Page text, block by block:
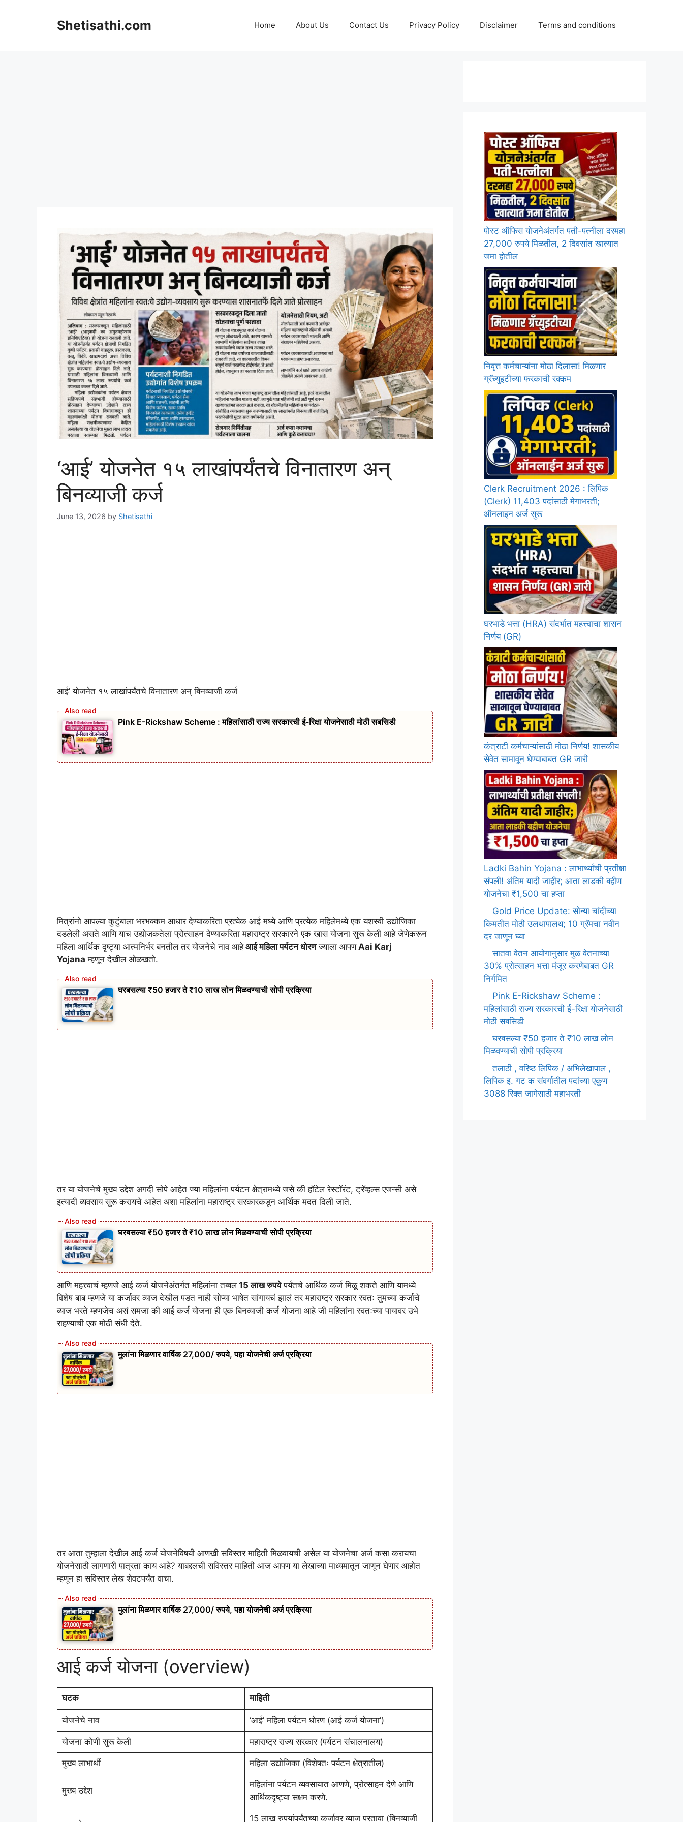
Shetisathi.com Home About Us Contact Us Privacy Policy Disclaimer Terms and conditions
‘आई’ योजनेत १५ लाखांपर्यंतचे विनातारण अन्
बिनव्याजी कर्ज
June 13, 2026 by Shetisathi
आई’ योजनेत १५ लाखांपर्यंतचे विनातारण अन् बिनव्याजी कर्ज
Pink E-Rickshaw Scheme : महिलांसाठी राज्य सरकारची ई-रिक्षा योजनेसाठी मोठी सबसिडी
मित्रांनो आपल्या कुटुंबाला भरभक्कम आधार देण्याकरिता प्रत्येक आई मध्ये आणि प्रत्येक महिलेमध्ये एक यशस्वी उद्योजिका
दडलेली असते आणि याच उद्योजकतेला प्रोत्साहन देण्याकरिता महाराष्ट्र सरकारने एक खास योजना सुरू केली आहे जेणेकरून
महिला आर्थिक दृष्ट्या आत्मनिर्भर बनतील तर योजनेचे नाव आहेआई महिला पर्यटन धोरणज्याला आपणAai Karj
Yojana म्हणून देखील ओळखतो.
घरबसल्या ₹50 हजार ते ₹10 लाख लोन मिळवण्याची सोपी प्रक्रिया
तर या योजनेचे मुख्य उद्देश अगदी सोपे आहेत ज्या महिलांना पर्यटन क्षेत्रामध्ये जसे की हॉटेल रेस्टॉरंट, ट्रॅव्हल्स एजन्सी असे
इत्यादी व्यवसाय सुरू करायचे आहेत अशा महिलांना महाराष्ट्र सरकारकडून आर्थिक मदत दिली जाते.
घरबसल्या ₹50 हजार ते ₹10 लाख लोन मिळवण्याची सोपी प्रक्रिया
आणि महत्त्वाचं म्हणजे आई कर्ज योजनेअंतर्गत महिलांना तब्बल15 लाख रुपयेपर्यंतचे आर्थिक कर्ज मिळू शकते आणि यामध्ये
विशेष बाब म्हणजे या कर्जावर व्याज देखील पडत नाही सोप्या भाषेत सांगायचं झालं तर महाराष्ट्र सरकार स्वतः तुमच्या कर्जाचे
व्याज भरते म्हणजेच असं समजा की आई कर्ज योजना ही एक बिनव्याजी कर्ज योजना आहे जी महिलांना स्वतःच्या पायावर उभे
राहण्याची एक मोठी संधी देते.
मुलांना मिळणार वार्षिक 27,000/ रुपये, पहा योजनेची अर्ज प्रक्रिया
तर आता तुम्हाला देखील आई कर्ज योजनेविषयी आणखी सविस्तर माहिती मिळवायची असेल या योजनेचा अर्ज कसा करायचा
योजनेसाठी लागणारी पात्रता काय आहे? याबद्दलची सविस्तर माहिती आज आपण या लेखाच्या माध्यमातून जाणून घेणार आहोत
म्हणून हा सविस्तर लेख शेवटपर्यंत वाचा.
मुलांना मिळणार वार्षिक 27,000/ रुपये, पहा योजनेची अर्ज प्रक्रिया
आई कर्ज योजना (overview)
घटक माहिती
योजनेचे नाव ‘आई’ महिला पर्यटन धोरण (आई कर्ज योजना’)
योजना कोणी सुरू केली महाराष्ट्र राज्य सरकार (पर्यटन संचालनालय)
मुख्य लाभार्थी महिला उद्योजिका (विशेषतः पर्यटन क्षेत्रातील)
मुख्य उद्देश
महिलांना पर्यटन व्यवसायात आणणे, प्रोत्साहन देणे आणि
आर्थिकदृष्ट्या सक्षम करणे.
15 लाख रुपयांपर्यंतच्या कर्जावर व्याज परतावा (बिनव्याजी
पोस्ट ऑफिस योजनेअंतर्गत पती-पत्नीला दरमहा
27,000 रुपये मिळतील, 2 दिवसांत खात्यात
जमा होतील
निवृत्त कर्मचाऱ्यांना मोठा दिलासा! मिळणार
ग्रॅच्युइटीच्या फरकाची रक्कम
Clerk Recruitment 2026 : लिपिक
(Clerk) 11,403 पदांसाठी मेगाभरती;
ऑनलाइन अर्ज सुरू
घरभाडे भत्ता (HRA) संदर्भात महत्त्वाचा शासन
निर्णय (GR)
कंत्राटी कर्मचाऱ्यांसाठी मोठा निर्णय! शासकीय
सेवेत सामावून घेण्याबाबत GR जारी
Ladki Bahin Yojana : लाभार्थ्यांची प्रतीक्षा
संपली! अंतिम यादी जाहीर; आता लाडकी बहीण
योजनेचा ₹1,500 चा हप्ता
Gold Price Update: सोन्या चांदीच्या
किमतीत मोठी उलथापालथ; 10 ग्रॅमचा नवीन
दर जाणून घ्या
सातवा वेतन आयोगानुसार मुळ वेतनाच्या
30% प्रोत्साहन भत्ता मंजूर करणेबाबत GR
निर्गमित
Pink E-Rickshaw Scheme :
महिलांसाठी राज्य सरकारची ई-रिक्षा योजनेसाठी
मोठी सबसिडी
घरबसल्या ₹50 हजार ते ₹10 लाख लोन
मिळवण्याची सोपी प्रक्रिया
तलाठी , वरिष्ठ लिपिक / अभिलेखापाल ,
लिपिक इ. गट क संवर्गातील पदांच्या एकुण
3088 रिक्त जागेसाठी महाभरती